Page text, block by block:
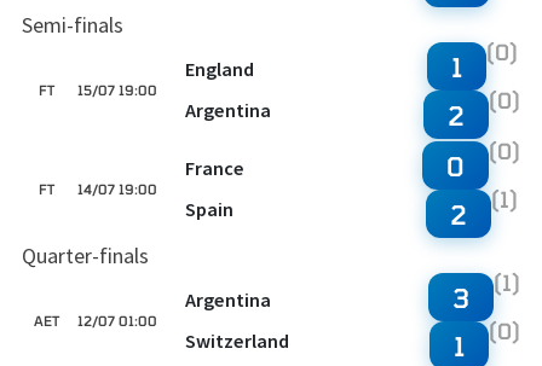
Semi-finals
15/07 19:00
FT
England
Argentina
1 (0)
2 (0)
14/07 19:00
FT
France
Spain
0 (0)
2 (1)
Quarter-finals
12/07 01:00
AET
Argentina
Switzerland
3 (1)
1 (0)